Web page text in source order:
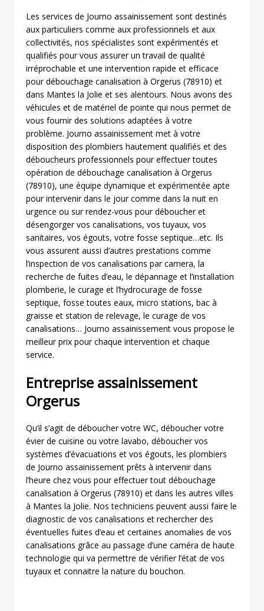
Les services de Journo assainissement sont destinés
aux particuliers comme aux professionnels et aux
collectivités, nos spécialistes sont expérimentés et
qualifiés pour vous assurer un travail de qualité
irréprochable et une intervention rapide et efficace
pour débouchage canalisation à Orgerus (78910) et
dans Mantes la Jolie et ses alentours. Nous avons des
véhicules et de matériel de pointe qui nous permet de
vous fournir des solutions adaptées à votre
problème. Journo assainissement met à votre
disposition des plombiers hautement qualifiés et des
déboucheurs professionnels pour effectuer toutes
opération de débouchage canalisation à Orgerus
(78910), une équipe dynamique et expérimentée apte
pour intervenir dans le jour comme dans la nuit en
urgence ou sur rendez-vous pour déboucher et
désengorger vos canalisations, vos tuyaux, vos
sanitaires, vos égouts, votre fosse septique…etc. Ils
vous assurent aussi d’autres prestations comme
l’inspection de vos canalisations par camera, la
recherche de fuites d’eau, le dépannage et l’installation
plomberie, le curage et l’hydrocurage de fosse
septique, fosse toutes eaux, micro stations, bac à
graisse et station de relevage, le curage de vos
canalisations… Journo assainissement vous propose le
meilleur prix pour chaque intervention et chaque
service.
Entreprise assainissement
Orgerus
Qu’il s’agit de déboucher votre WC, déboucher votre
évier de cuisine ou votre lavabo, déboucher vos
systèmes d’évacuations et vos égouts, les plombiers
de Journo assainissement prêts à intervenir dans
l’heure chez vous pour effectuer tout débouchage
canalisation à Orgerus (78910) et dans les autres villes
à Mantes la Jolie. Nos techniciens peuvent aussi faire le
diagnostic de vos canalisations et rechercher des
éventuelles fuites d’eau et certaines anomalies de vos
canalisations grâce au passage d’une caméra de haute
technologie qui va permettre de vérifier l’état de vos
tuyaux et connaitre la nature du bouchon.